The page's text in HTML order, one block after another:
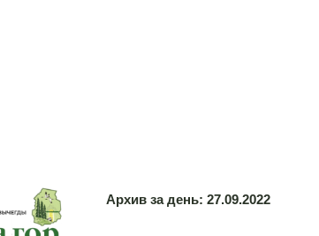
Архив за день: 27.09.2022